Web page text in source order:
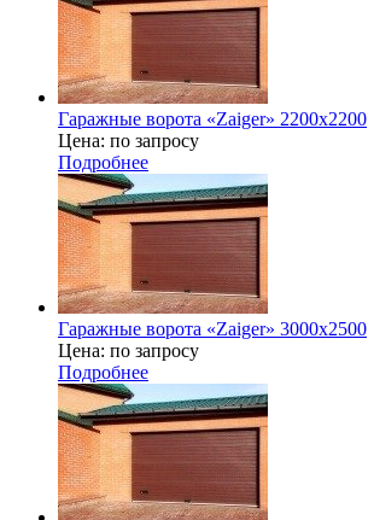
Гаражные ворота «Zaiger» 2200х2200
Цена: по запросу
Подробнее
Гаражные ворота «Zaiger» 3000х2500
Цена: по запросу
Подробнее